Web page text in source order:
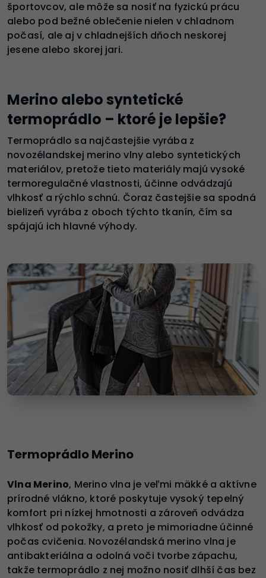
športovcov, ale môže sa nosiť na fyzickú prácu
alebo pod bežné oblečenie nielen v chladnom
počasí, ale aj v chladnejších dňoch neskorej
jesene alebo skorej jari.
Merino alebo syntetické
termoprádlo – ktoré je lepšie?
Termoprádlo sa najčastejšie vyrába z
novozélandskej merino vlny alebo syntetických
materiálov, pretože tieto materiály majú vysoké
termoregulačné vlastnosti, účinne odvádzajú
vlhkosť a rýchlo schnú. Čoraz častejšie sa spodná
bielizeň vyrába z oboch týchto tkanín, čím sa
spájajú ich hlavné výhody.
Termoprádlo Merino
Vlna Merino, Merino vlna je veľmi mäkké a aktívne
prírodné vlákno, ktoré poskytuje vysoký tepelný
komfort pri nízkej hmotnosti a zároveň odvádza
vlhkosť od pokožky, a preto je mimoriadne účinné
počas cvičenia. Novozélandská merino vlna je
antibakteriálna a odolná voči tvorbe zápachu,
takže termoprádlo z nej možno nosiť dlhší čas bez